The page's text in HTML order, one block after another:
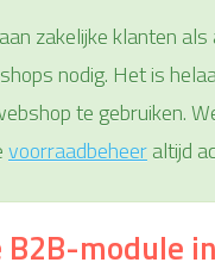
zakelijke klanten
nodig. Het is
te gebruiken.
voorraadbeheeraltijd
B2B-module in